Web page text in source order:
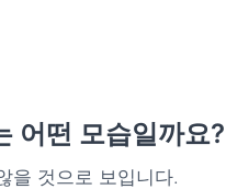
어떤 모습일까요?
을 것으로 보입니다.